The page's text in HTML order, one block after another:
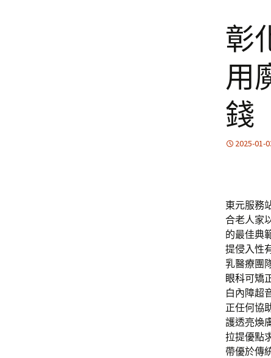
彰
用
錢
2025-01-
東元服務
合老人家
的最佳典
提侵入性
乳醫療團
眼科可矯
白內障超
正任何協
護透亮煥
拉提優點
帶優於傳